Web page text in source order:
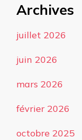
Archives
juillet 2026
juin 2026
mars 2026
février 2026
octobre 2025